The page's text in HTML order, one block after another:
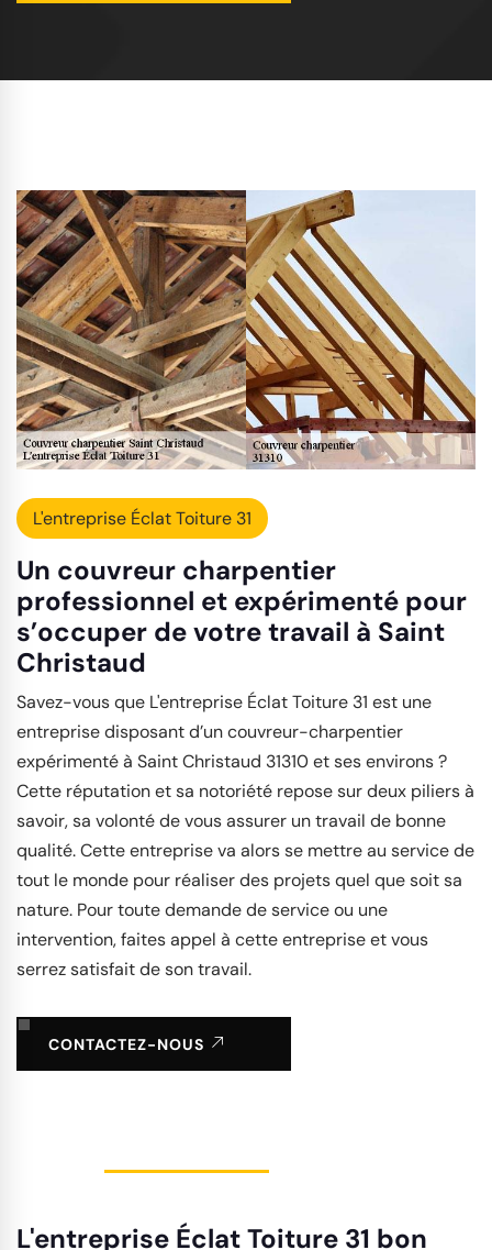
L'entreprise Éclat Toiture 31
Un couvreur charpentier
professionnel et expérimenté pour
s’occuper de votre travail à Saint
Christaud
Savez-vous que L'entreprise Éclat Toiture 31 est une
entreprise disposant d’un couvreur-charpentier
expérimenté à Saint Christaud 31310 et ses environs ?
Cette réputation et sa notoriété repose sur deux piliers à
savoir, sa volonté de vous assurer un travail de bonne
qualité. Cette entreprise va alors se mettre au service de
tout le monde pour réaliser des projets quel que soit sa
nature. Pour toute demande de service ou une
intervention, faites appel à cette entreprise et vous
serrez satisfait de son travail.
CONTACTEZ-NOUS
L'entreprise Éclat Toiture 31 bon